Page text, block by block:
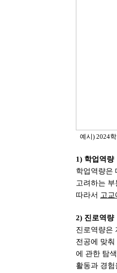
예시) 2024
1) 학업역량
학업역량은
고려하는
따라서 고
2) 진로역량
진로역량은
전공에 맞
에 관한 탐
활동과 경